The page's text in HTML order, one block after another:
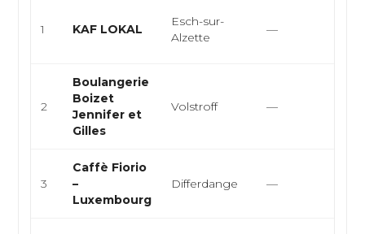
1 KAF LOKAL
Esch-sur-
Alzette
—
2
Boulangerie
Boizet
Jennifer et
Gilles
Volstroff —
3
Caffè Fiorio
–
Luxembourg
Differdange —